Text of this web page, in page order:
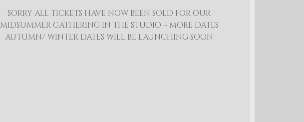
SORRY ALL TICKETS HAVE NOW BEEN SOLD FOR OUR
MIDSUMMER GATHERING IN THE STUDIO ~ MORE DATES
AUTUMN/ WINTER DATES WILL BE LAUNCHING SOON